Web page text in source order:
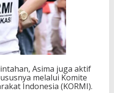
Asima juga aktif
melalui Komite
Indonesia (KORMI).